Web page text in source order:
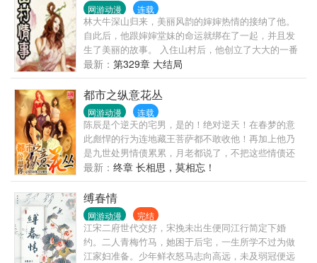
网游动漫 连载
林大牛深山归来，美丽风韵的婶婶热情的接纳了他。
自此后，他跟婶婶堂妹的命运就绑在了一起，并且发
生了美丽的故事。 入住山村后，他创立了大大的一番
事业，更因为天赋异禀，惹来了无数女人的青睐……
最新： 第329章 大结局
都市之纵意花丛
网游动漫 连载
陈辰是个逆天的宅男，是的！绝对逆天！在春梦的意
此彪悍的行为连地藏王菩萨都不敢收他！再加上他乃
是九世处男情债累累，月老都说了，不把这些情债还
清，你丫就别想投胎！既然重新来过，达官贵人的女
儿绝对不能放过，超级大财团的贵妇董事长也不能错
过！可是，尼玛为什么连外国公主，国际大明星都会
爱上我？简单的说，这是一......
最新： 终章 长相思，莫相忘！
缚春情
网游动漫 完结
江宋二府世代交好，宋挽未出生便同江行简定下婚
约。二人青梅竹马，她困于后宅，一生所学不过为做
江家妇准备。少年鲜衣怒马志向高远，未及弱冠便远